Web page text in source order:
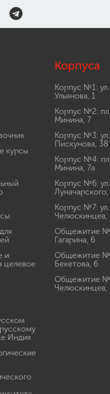
курсы
и
целевое
Индия
Корпуса
Корпус №1: ул.
Ульянова, 1
Корпус №2: пл.
Минина, 7
Корпус №3: ул.
Пискунова, 38
Корпус №4:
Минина, 7а
Корпус №6: ул.
Луначарского,
Корпус №7: ул.
Челюскинцев,
Общежитие №
Гагарина, 6
Общежитие №
Бекетова, 6
Общежитие №
Челюскинцев,